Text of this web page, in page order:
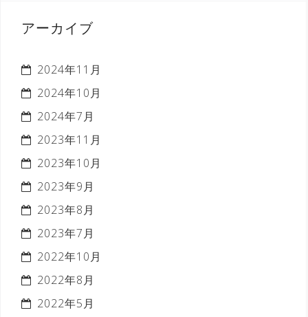
アーカイブ
2024年11月
2024年10月
2024年7月
2023年11月
2023年10月
2023年9月
2023年8月
2023年7月
2022年10月
2022年8月
2022年5月